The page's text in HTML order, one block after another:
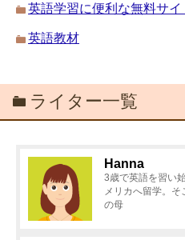
英語学習に便利な無料サイ
英語教材
ライター一覧
Hanna
3歳で英語を習い
メリカへ留学。
の母